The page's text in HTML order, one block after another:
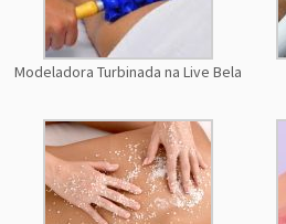
Modeladora Turbinada na Live Bela